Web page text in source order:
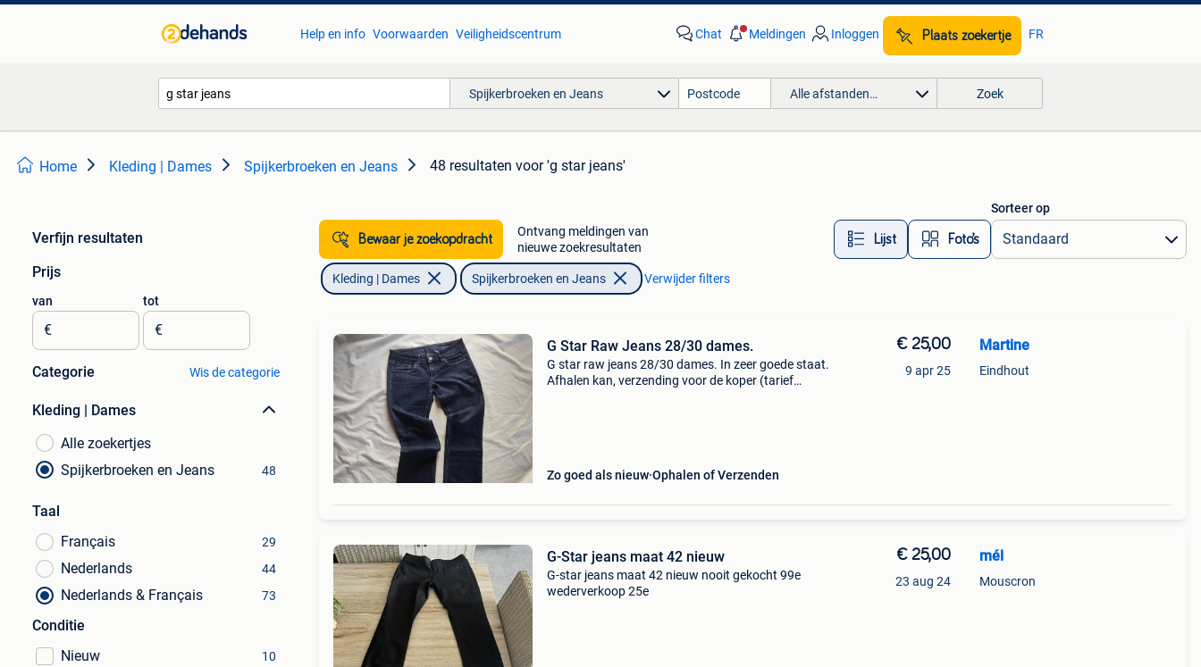
Help en info Voorwaarden Veiligheidscentrum Chat Meldingen Inloggen Plaats zoekertje FR
Spijkerbroeken en Jeans Alle afstanden… Zoek
Home Kleding | Dames Spijkerbroeken en Jeans 48 resultaten voor 'g star jeans'
Verfijn resultaten
Prijs
van
€
tot
€
Categorie Wis de categorie
Kleding | Dames
Alle zoekertjes
Spijkerbroeken en Jeans
48
Taal
Français
29
Nederlands 44
Nederlands & Français 73
Conditie
Nieuw
10
Bewaar je zoekopdracht
Ontvang meldingen van
nieuwe zoekresultaten
Lijst Foto’s
Sorteer op
Kleding | Dames Spijkerbroeken en Jeans Verwijder filters
G Star Raw Jeans 28/30 dames.
G star raw jeans 28/30 dames. In zeer goede staat.
Afhalen kan, verzending voor de koper (tarief
Zo goed als nieuw Ophalen of Verzenden
€ 25,00
9 apr 25
Martine
Eindhout
G-Star jeans maat 42 nieuw
G-star jeans maat 42 nieuw nooit gekocht 99e
wederverkoop 25e
€ 25,00
23 aug 24
mél
Mouscron